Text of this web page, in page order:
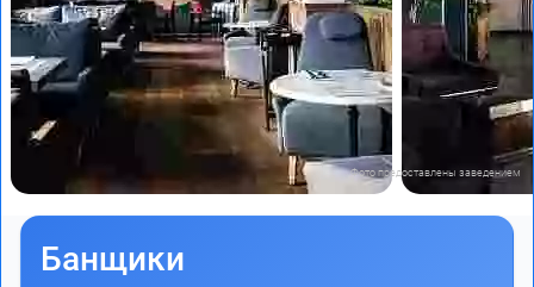
Фото предоставлены заведением
Банщики